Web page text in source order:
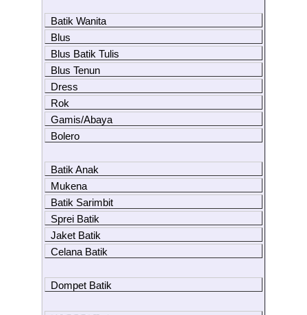
Batik Wanita
Blus
Blus Batik Tulis
Blus Tenun
Dress
Rok
Gamis/Abaya
Bolero
Batik Anak
Mukena
Batik Sarimbit
Sprei Batik
Jaket Batik
Celana Batik
Dompet Batik